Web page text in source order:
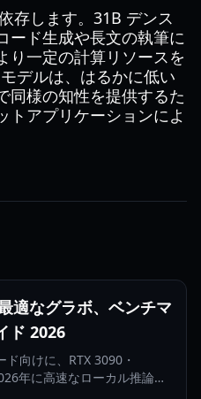
存します。31B デンス
ード生成や長文の執筆に
り一定の計算リソースを
デルは、はるかに低い
同様の知性を提供するた
トアプリケーションによ
適なグラボ、ベンチマ
ド 2026
向けに、RTX 3090・
年に高速なローカル推論を